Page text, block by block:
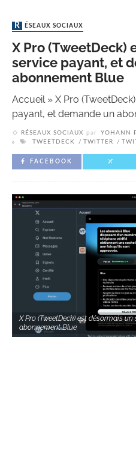
RÉSEAUX SOCIAUX
X Pro (TweetDeck)
service payant, et
abonnement Blue
Accueil» X Pro
payant, et demande un
RÉSEAUX SOCIAUX par YOHANN
TWEETDECK
TWITTER
FACEBOOK
X Pro (TweetDeck) est désormais
abonnement Blue